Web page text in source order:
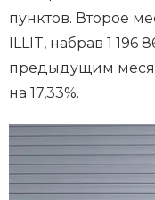
пунктов. Второе
ILLIT, набрав 1
предыдущим
на 17,33%.